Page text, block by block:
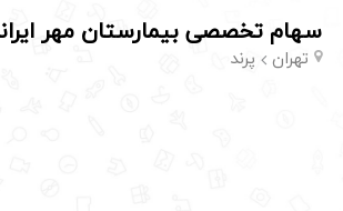
سهام تخصصی بیمارستان مهر
تهران پرند